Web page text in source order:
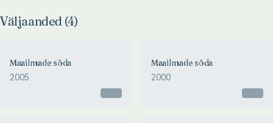
Väljaanded (4)
Maailmade sõda
2005
Maailmade sõda
2000